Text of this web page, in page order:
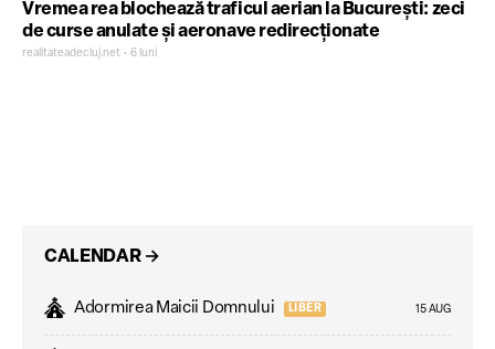
Vremea rea blochează traficul aerian la București: zeci
de curse anulate și aeronave redirecționate
realitateadecluj.net • 6 luni
CALENDAR →
Adormirea Maicii Domnului LIBER 15 AUG